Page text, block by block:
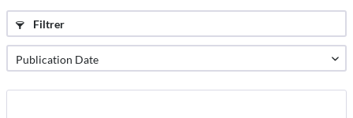
Filtrer